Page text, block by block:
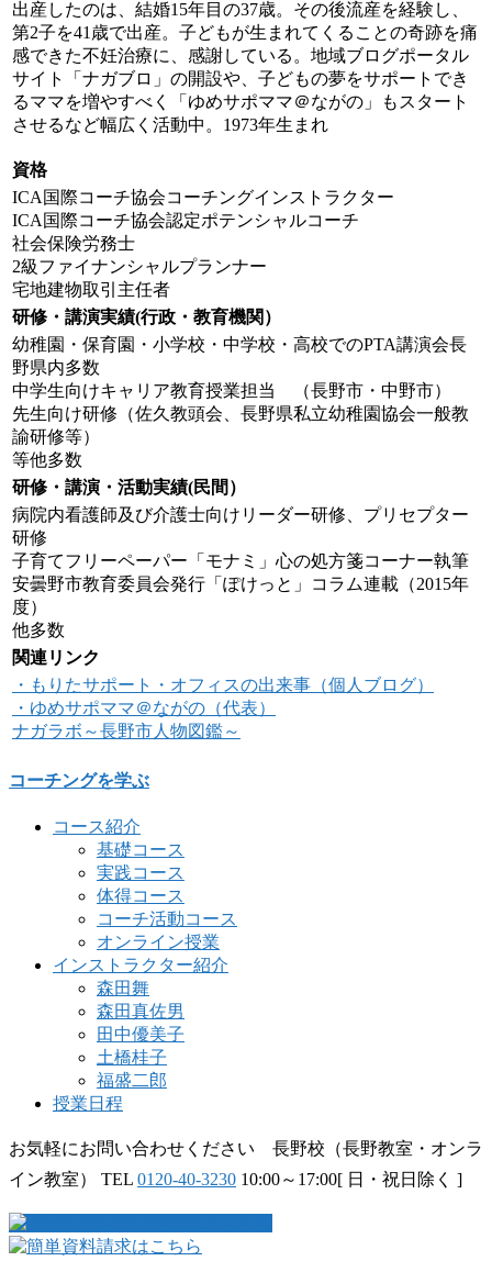
出産したのは、結婚15年目の37歳。その後流産を経験し、
第2子を41歳で出産。子どもが生まれてくることの奇跡を痛
感できた不妊治療に、感謝している。地域ブログポータル
サイト「ナガブロ」の開設や、子どもの夢をサポートでき
るママを増やすべく「ゆめサポママ＠ながの」もスタート
させるなど幅広く活動中。1973年生まれ
資格
ICA国際コーチ協会コーチングインストラクター
ICA国際コーチ協会認定ポテンシャルコーチ
社会保険労務士
2級ファイナンシャルプランナー
宅地建物取引主任者
研修・講演実績(行政・教育機関）
幼稚園・保育園・小学校・中学校・高校でのPTA講演会長
野県内多数
中学生向けキャリア教育授業担当 （長野市・中野市）
先生向け研修（佐久教頭会、長野県私立幼稚園協会一般教
諭研修等）
等他多数
研修・講演・活動実績(民間）
病院内看護師及び介護士向けリーダー研修、プリセプター
研修
子育てフリーペーパー「モナミ」心の処方箋コーナー執筆
安曇野市教育委員会発行「ぽけっと」コラム連載（2015年
度）
他多数
関連リンク
・もりたサポート・オフィスの出来事（個人ブログ）
・ゆめサポママ＠ながの（代表）
ナガラボ～長野市人物図鑑～
コーチングを学ぶ
コース紹介
基礎コース
実践コース
体得コース
コーチ活動コース
オンライン授業
インストラクター紹介
森田舞
森田真佐男
田中優美子
土橋桂子
福盛二郎
授業日程
お気軽にお問い合わせください 長野校（長野教室・オンラ
イン教室）
TEL 0120-40-3230 10:00～17:00[ 日・祝日除く ]